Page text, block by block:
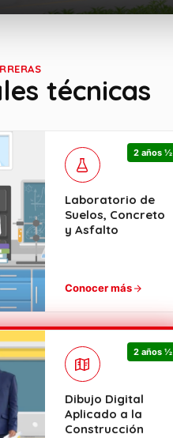
técnicas
2 años ½
Laboratorio de
Suelos, Concreto
y Asfalto
Conocer más
2 años ½
Dibujo Digital
Aplicado a la
Construcción